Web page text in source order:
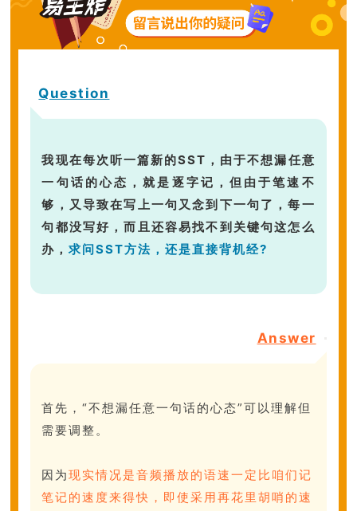
Question
我现在每次听一篇新的SST，由于不想漏任意
一句话 的心态，就是逐字记，但由于笔速不
够，又导致在写上一句又念到下一句了，每一
句都没写好，而且还容易找不到关键句这怎么
办，求问SST方法，还是直接背机经?
Answer
首先，“不想漏任意一句话的心态”可以理解但
需要调整。
因为现实情况是音频播放的语速一定比咱们记
笔记的速度来得快，即使采用再花里胡哨的速